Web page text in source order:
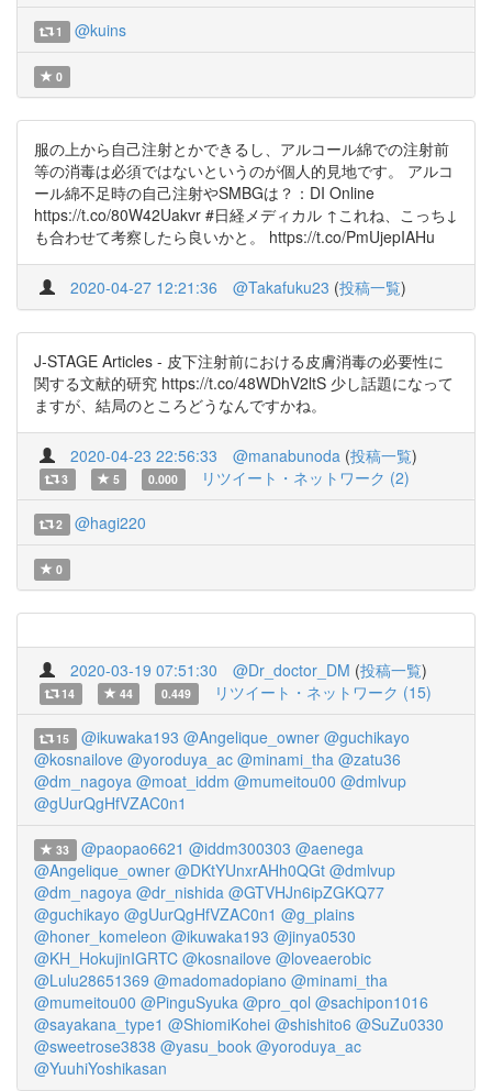
1 @kuins
0
服の上から自己注射とかできるし、アルコール綿での注射前
等の消毒は必須ではないというのが個人的見地です。 アルコ
ール綿不足時の自己注射やSMBGは？：DI Online
https://t.co/80W42Uakvr #日経メディカル ↑これね、こっち↓
も合わせて考察したら良いかと。 https://t.co/PmUjepIAHu
2020-04-27 12:21:36 @Takafuku23 (投稿一覧)
J-STAGE Articles - 皮下注射前における皮膚消毒の必要性に
関する文献的研究 https://t.co/48WDhV2ltS 少し話題になって
ますが、結局のところどうなんですかね。
2020-04-23 22:56:33 @manabunoda (投稿一覧)
3 5 0.000 リツイート・ネットワーク (2)
2 @hagi220
0
2020-03-19 07:51:30 @Dr_doctor_DM (投稿一覧)
14 44 0.449 リツイート・ネットワーク (15)
15 @ikuwaka193 @Angelique_owner @guchikayo
@kosnailove @yoroduya_ac @minami_tha @zatu36
@dm_nagoya @moat_iddm @mumeitou00 @dmlvup
@gUurQgHfVZAC0n1
33 @paopao6621 @iddm300303 @aenega
@Angelique_owner @DKtYUnxrAHh0QGt @dmlvup
@dm_nagoya @dr_nishida @GTVHJn6ipZGKQ77
@guchikayo @gUurQgHfVZAC0n1 @g_plains
@honer_komeleon @ikuwaka193 @jinya0530
@KH_HokujinIGRTC @kosnailove @loveaerobic
@Lulu28651369 @madomadopiano @minami_tha
@mumeitou00 @PinguSyuka @pro_qol @sachipon1016
@sayakana_type1 @ShiomiKohei @shishito6 @SuZu0330
@sweetrose3838 @yasu_book @yoroduya_ac
@YuuhiYoshikasan